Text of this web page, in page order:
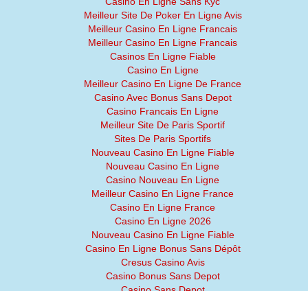
Meilleur Site De Poker En Ligne Avis
Meilleur Casino En Ligne Francais
Meilleur Casino En Ligne Francais
Casinos En Ligne Fiable
Casino En Ligne
Meilleur Casino En Ligne De France
Casino Avec Bonus Sans Depot
Casino Francais En Ligne
Meilleur Site De Paris Sportif
Sites De Paris Sportifs
Nouveau Casino En Ligne Fiable
Nouveau Casino En Ligne
Casino Nouveau En Ligne
Meilleur Casino En Ligne France
Casino En Ligne France
Casino En Ligne 2026
Nouveau Casino En Ligne Fiable
Casino En Ligne Bonus Sans Dépôt
Cresus Casino Avis
Casino Bonus Sans Depot